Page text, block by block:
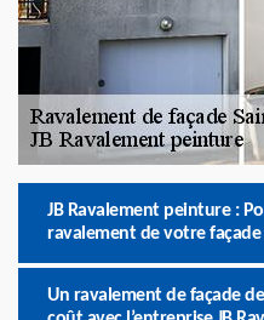
JB Ravalement peinture :
ravalement de votre façade
Un ravalement de façade